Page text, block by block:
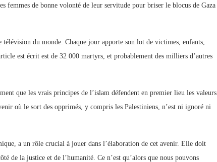
femmes de bonne volonté de leur servitude pour briser le blocus de Gaza
du monde. Chaque jour apporte son lot de victimes, enfants,
est écrit est de 32 000 martyrs, et probablement des milliers d’autres
que les vrais principes de l’islam défendent en premier lieu les valeurs
où le sort des opprimés, y compris les Palestiniens, n’est ni ignoré ni
a un rôle crucial à jouer dans l’élaboration de cet avenir. Elle doit
de la justice et de l’humanité. Ce n’est qu’alors que nous pouvons